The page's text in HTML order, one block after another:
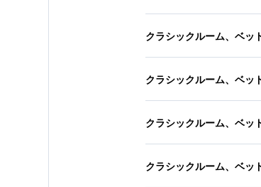
クラシックルーム、ベッ
クラシックルーム、ベッ
クラシックルーム、ベッ
クラシックルーム、ベッ